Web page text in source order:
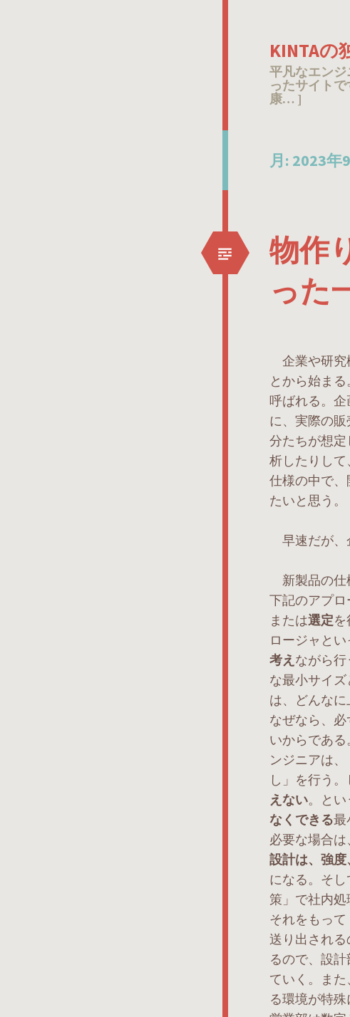
KINTAの
平凡なエン
ったサイト
康… ]
月: 2023年
物作
った
企業や研究
とから始ま
呼ばれる。
に、実際の
分たちが想
析したりし
仕様の中で
たいと思う。
早速だが、
新製品の仕
下記のアプ
または選定
ロージャとい
考え ながら
な最小サイ
は、どんなに
なぜなら、
いからであ
ンジニアは
し」を行う
えない。と
なくできる最
必要な場合は
設計は、強
になる。そ
策」で社内
それをもっ
送り出され
るので、設
ていく。ま
る環境が特